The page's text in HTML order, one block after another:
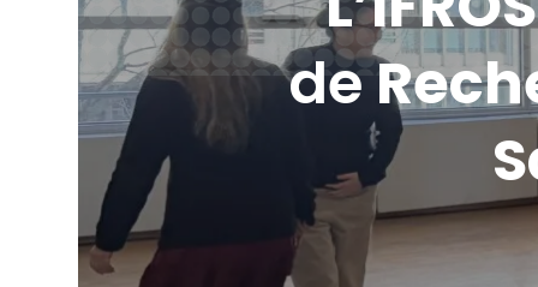
de